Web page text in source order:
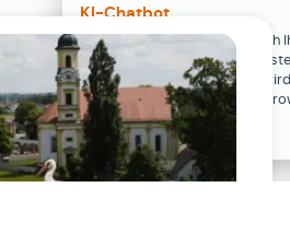
KI-Chatbot
Der KI-Chatbot steht erst nach
Einwilligung in den Cookie-
Verfügung. Der Chat-Verlauf
ausschließlich lokal in Ihrem
gespeichert.